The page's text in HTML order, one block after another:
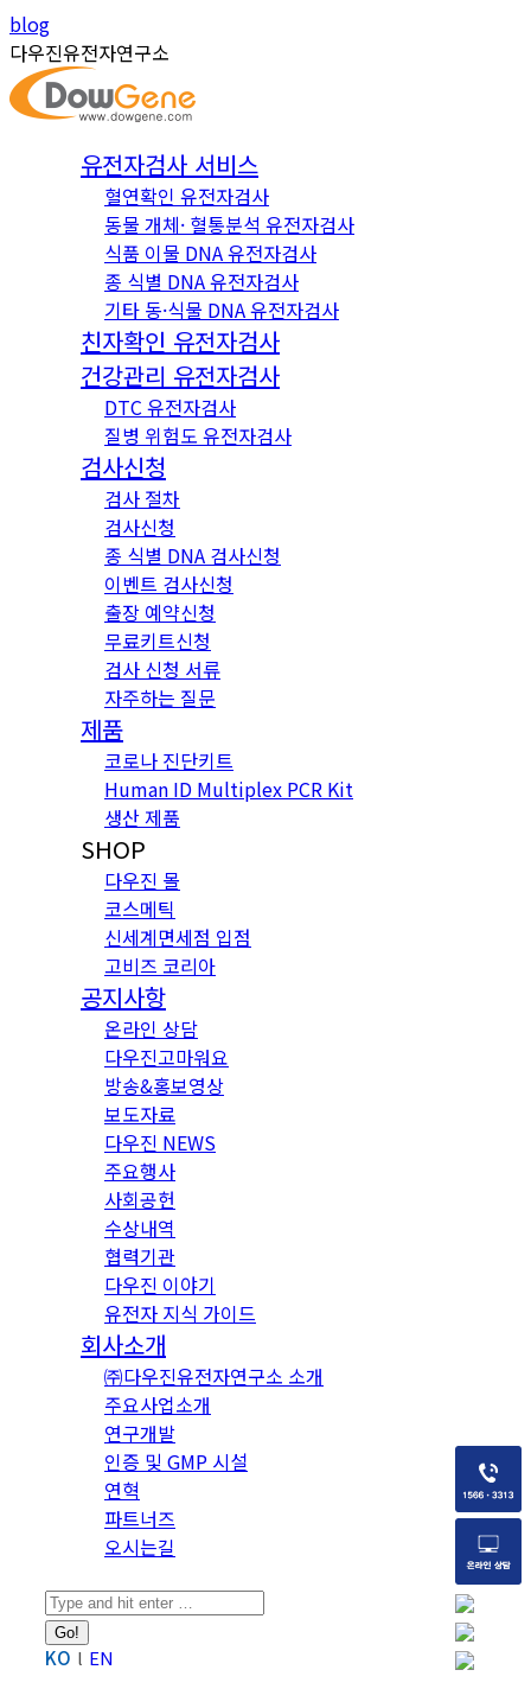
Skip
to
content
Instagram
page
opens
in
YouTube
page
opens
in
blog
다우진유전자연구소
유전자검사 서비스
혈연확인 유전자검사
동물 개체· 혈통분석 유전자검사
식품 이물 DNA 유전자검사
종 식별 DNA 유전자검사
기타 동·식물 DNA 유전자검사
친자확인 유전자검사
건강관리 유전자검사
DTC 유전자검사
질병 위험도 유전자검사
검사신청
검사 절차
검사신청
종 식별 DNA 검사신청
이벤트 검사신청
출장 예약신청
무료키트신청
검사 신청 서류
자주하는 질문
제품
코로나 진단키트
Human ID Multiplex PCR Kit
생산 제품
SHOP
다우진 몰
코스메틱
신세계면세점 입점
고비즈 코리아
공지사항
온라인 상담
다우진고마워요
방송&홍보영상
보도자료
다우진 NEWS
주요행사
사회공헌
수상내역
협력기관
다우진 이야기
유전자 지식 가이드
회사소개
㈜다우진유전자연구소 소개
주요사업소개
연구개발
인증 및 GMP 시설
연혁
파트너즈
오시는길
Search:
KO EN